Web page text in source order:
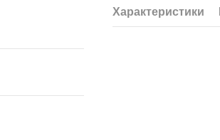
Характеристики